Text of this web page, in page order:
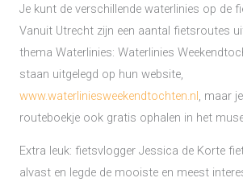
Je kunt de verschillende waterlinies op de
Vanuit Utrecht zijn een aantal fietsroutes
thema Waterlinies: Waterlinies
staan uitgelegd op hun website,
www.waterliniesweekendtochten.nl , maar
routeboekje ook gratis ophalen in het
Extra leuk: fietsvlogger Jessica de Korte
alvast en legde de mooiste en meest